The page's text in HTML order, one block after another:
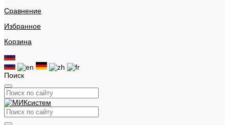
Сравнение
Избранное
Корзина
Поиск